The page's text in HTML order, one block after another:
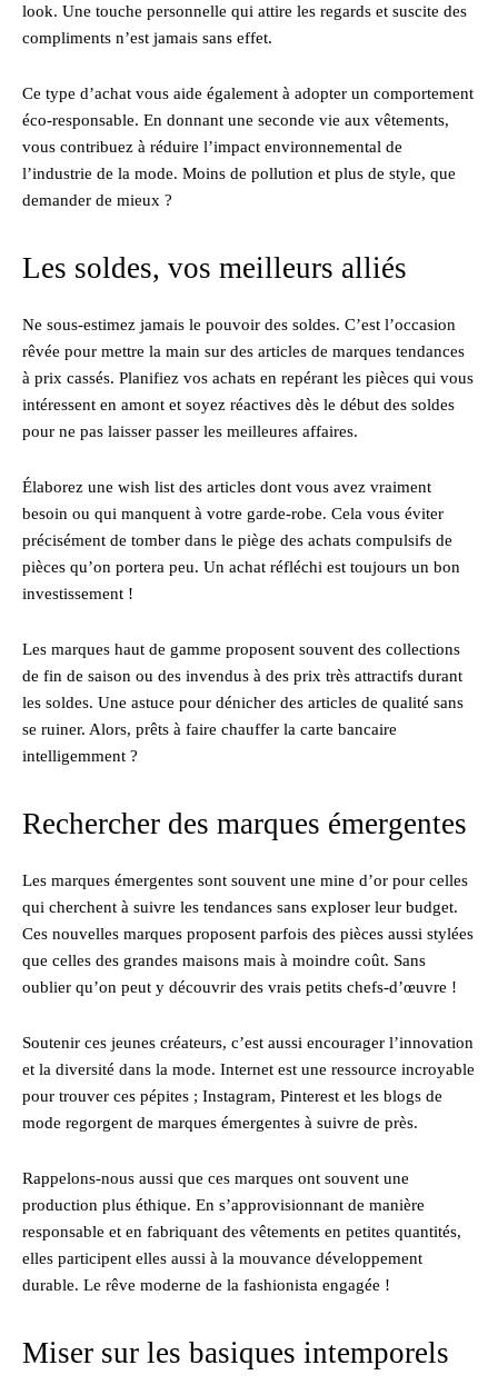
look. Une touche personnelle qui attire les regards et suscite des
compliments n’est jamais sans effet.
Ce type d’achat vous aide également à adopter un comportement
éco-responsable. En donnant une seconde vie aux vêtements,
vous contribuez à réduire l’impact environnemental de
l’industrie de la mode. Moins de pollution et plus de style, que
demander de mieux ?
Les soldes, vos meilleurs alliés
Ne sous-estimez jamais le pouvoir des soldes. C’est l’occasion
rêvée pour mettre la main sur des articles de marques tendances
à prix cassés. Planifiez vos achats en repérant les pièces qui vous
intéressent en amont et soyez réactives dès le début des soldes
pour ne pas laisser passer les meilleures affaires.
Élaborez une wish list des articles dont vous avez vraiment
besoin ou qui manquent à votre garde-robe. Cela vous éviter
précisément de tomber dans le piège des achats compulsifs de
pièces qu’on portera peu. Un achat réfléchi est toujours un bon
investissement !
Les marques haut de gamme proposent souvent des collections
de fin de saison ou des invendus à des prix très attractifs durant
les soldes. Une astuce pour dénicher des articles de qualité sans
se ruiner. Alors, prêts à faire chauffer la carte bancaire
intelligemment ?
Rechercher des marques émergentes
Les marques émergentes sont souvent une mine d’or pour celles
qui cherchent à suivre les tendances sans exploser leur budget.
Ces nouvelles marques proposent parfois des pièces aussi stylées
que celles des grandes maisons mais à moindre coût. Sans
oublier qu’on peut y découvrir des vrais petits chefs-d’œuvre !
Soutenir ces jeunes créateurs, c’est aussi encourager l’innovation
et la diversité dans la mode. Internet est une ressource incroyable
pour trouver ces pépites ; Instagram, Pinterest et les blogs de
mode regorgent de marques émergentes à suivre de près.
Rappelons-nous aussi que ces marques ont souvent une
production plus éthique. En s’approvisionnant de manière
responsable et en fabriquant des vêtements en petites quantités,
elles participent elles aussi à la mouvance développement
durable. Le rêve moderne de la fashionista engagée !
Miser sur les basiques intemporels